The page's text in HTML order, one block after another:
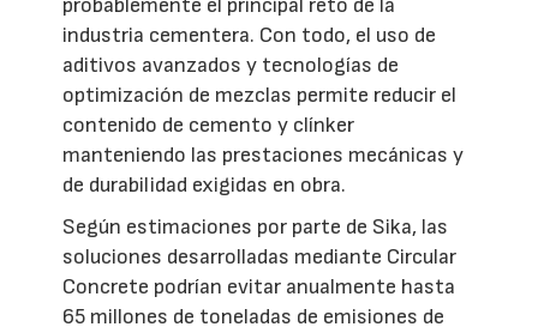
probablemente el principal reto de la
industria cementera. Con todo, el uso de
aditivos avanzados y tecnologías de
optimización de mezclas permite reducir el
contenido de cemento y clínker
manteniendo las prestaciones mecánicas y
de durabilidad exigidas en obra.
Según estimaciones por parte de Sika, las
soluciones desarrolladas mediante Circular
Concrete podrían evitar anualmente hasta
65 millones de toneladas de emisiones de